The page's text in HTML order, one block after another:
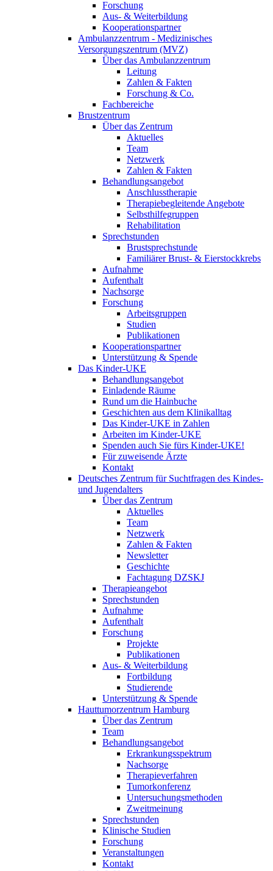
Forschung
Aus- & Weiterbildung
Kooperationspartner
Ambulanzzentrum - Medizinisches
Versorgungszentrum (MVZ)
Über das Ambulanzzentrum
Leitung
Zahlen & Fakten
Forschung & Co.
Fachbereiche
Brustzentrum
Über das Zentrum
Aktuelles
Team
Netzwerk
Zahlen & Fakten
Behandlungsangebot
Anschlusstherapie
Therapiebegleitende Angebote
Selbsthilfegruppen
Rehabilitation
Sprechstunden
Brustsprechstunde
Familiärer Brust- & Eierstockkrebs
Aufnahme
Aufenthalt
Nachsorge
Forschung
Arbeitsgruppen
Studien
Publikationen
Kooperationspartner
Unterstützung & Spende
Das Kinder-UKE
Behandlungsangebot
Einladende Räume
Rund um die Hainbuche
Geschichten aus dem Klinikalltag
Das Kinder-UKE in Zahlen
Arbeiten im Kinder-UKE
Spenden auch Sie fürs Kinder-UKE!
Für zuweisende Ärzte
Kontakt
Deutsches Zentrum für Suchtfragen des Kindes-
und Jugendalters
Über das Zentrum
Aktuelles
Team
Netzwerk
Zahlen & Fakten
Newsletter
Geschichte
Fachtagung DZSKJ
Therapieangebot
Sprechstunden
Aufnahme
Aufenthalt
Forschung
Projekte
Publikationen
Aus- & Weiterbildung
Fortbildung
Studierende
Unterstützung & Spende
Hauttumorzentrum Hamburg
Über das Zentrum
Team
Behandlungsangebot
Erkrankungsspektrum
Nachsorge
Therapieverfahren
Tumorkonferenz
Untersuchungsmethoden
Zweitmeinung
Sprechstunden
Klinische Studien
Forschung
Veranstaltungen
Kontakt